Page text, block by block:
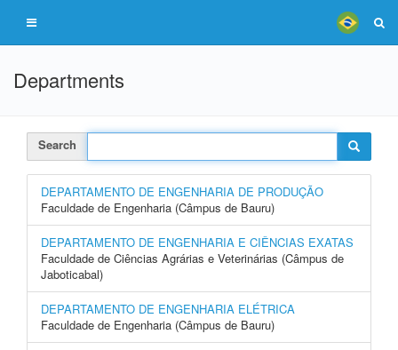
Departments
Search
DEPARTAMENTO DE ENGENHARIA DE PRODUÇÃO
Faculdade de Engenharia (Câmpus de Bauru)
DEPARTAMENTO DE ENGENHARIA E CIÊNCIAS EXATAS
Faculdade de Ciências Agrárias e Veterinárias (Câmpus de
Jaboticabal)
DEPARTAMENTO DE ENGENHARIA ELÉTRICA
Faculdade de Engenharia (Câmpus de Bauru)